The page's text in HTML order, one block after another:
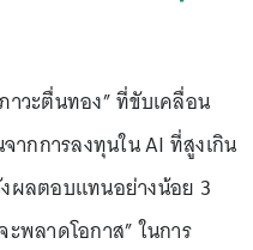
าวะตื่นทอง” ที่ขับเคลื่อน
กการลงทุนใน AI ที่สูงเกิน
ผลตอบแทนอย่างน้อย 3
พลาดโอกาส” ในการ